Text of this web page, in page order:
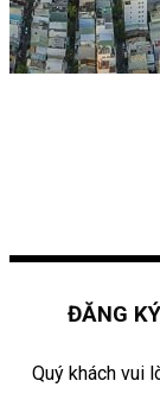
ĐĂNG
Quý khách vui